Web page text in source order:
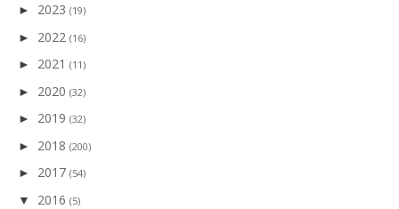
► 2023 (19)
► 2022 (16)
► 2021 (11)
► 2020 (32)
► 2019 (32)
► 2018 (200)
► 2017 (54)
▼ 2016 (5)